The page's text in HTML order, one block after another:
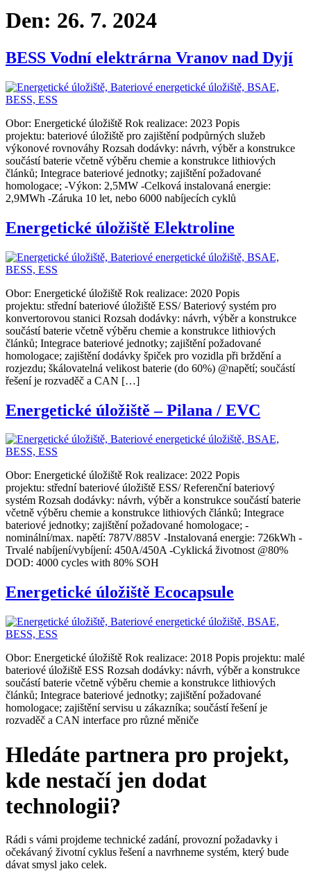
Den: 26. 7. 2024
BESS Vodní elektrárna Vranov nad Dyjí
Obor: Energetické úložiště Rok realizace: 2023 Popis
projektu: bateriové úložiště pro zajištění podpůrných služeb
výkonové rovnováhy Rozsah dodávky: návrh, výběr a konstrukce
součástí baterie včetně výběru chemie a konstrukce lithiových
článků; Integrace bateriové jednotky; zajištění požadované
homologace; -Výkon: 2,5MW -Celková instalovaná energie:
2,9MWh -Záruka 10 let, nebo 6000 nabíjecích cyklů
Energetické úložiště Elektroline
Obor: Energetické úložiště Rok realizace: 2020 Popis
projektu: střední bateriové úložiště ESS/ Bateriový systém pro
konvertorovou stanici Rozsah dodávky: návrh, výběr a konstrukce
součástí baterie včetně výběru chemie a konstrukce lithiových
článků; Integrace bateriové jednotky; zajištění požadované
homologace; zajištění dodávky špiček pro vozidla při brždění a
rozjezdu; škálovatelná velikost baterie (do 60%) @napětí; součástí
řešení je rozvaděč a CAN […]
Energetické úložiště – Pilana / EVC
Obor: Energetické úložiště Rok realizace: 2022 Popis
projektu: střední bateriové úložiště ESS/ Referenční bateriový
systém Rozsah dodávky: návrh, výběr a konstrukce součástí baterie
včetně výběru chemie a konstrukce lithiových článků; Integrace
bateriové jednotky; zajištění požadované homologace; -
nominální/max. napětí: 787V/885V -Instalovaná energie: 726kWh -
Trvalé nabíjení/vybíjení: 450A/450A -Cyklická životnost @80%
DOD: 4000 cycles with 80% SOH
Energetické úložiště Ecocapsule
Obor: Energetické úložiště Rok realizace: 2018 Popis projektu: malé
bateriové úložiště ESS Rozsah dodávky: návrh, výběr a konstrukce
součástí baterie včetně výběru chemie a konstrukce lithiových
článků; Integrace bateriové jednotky; zajištění požadované
homologace; zajištění servisu u zákazníka; součástí řešení je
rozvaděč a CAN interface pro různé měniče
Hledáte partnera pro projekt,
kde nestačí jen dodat
technologii?
Rádi s vámi projdeme technické zadání, provozní požadavky i
očekávaný životní cyklus řešení a navrhneme systém, který bude
dávat smysl jako celek.